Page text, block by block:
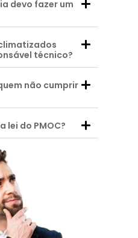
devo fazer um
técnico?
não cumprir
lei do PMOC?